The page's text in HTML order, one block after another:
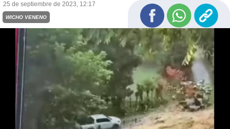
25 de septiembre de 2023, 12:17
WICHO VENENO